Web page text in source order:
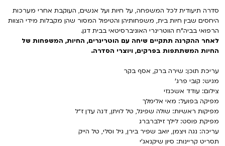
אפטר בסינמטק
Teen Screen
קולנוע ישראלי
לפי ימים
הגלריה
רכישת מנוי
Gift Card
סדרה תיעודית לכל המשפחה, על חיות ועל אנשים, העוקבת אחרי מערכות
היחסים שבין חיות בית, משפחותיהן והטיפול המסור שהן מקבלות מידי הצוות
הרפואי בביה"ח הווטרינרי האוניברסיטאי בבית דגן.
לאחר ההקרנה תתקיים שיחה עם הוטרינרים, החיות, המשפחות של
החיות המשתתפות בפרקים, ויוצרי הסדרה.
עריכת תוכן: שירה ברק, אסף בקר
מגיש: קובי פרג'
צילום: עודד אשכנזי
מפיקה בפועל: מאי אלימלך
מפיקות ראשיות: שולה שפיגל, טל לויתן, דנה עדן ז״ל
מפיקת פוסט: לילך זילברברג
עריכה: נגה ויצמן, יואב שפיר בירן, גיל וסלי, טל הייק
תסריט קריינות: סיון שיקנאג'י